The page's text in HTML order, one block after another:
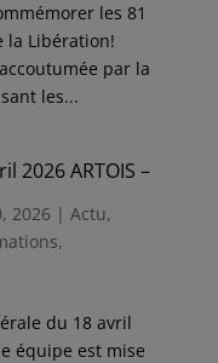
les 81
la Libération!
par la
les...
2026 ARTOIS –
2026 | Actu,
,
du 18 avril
est mise